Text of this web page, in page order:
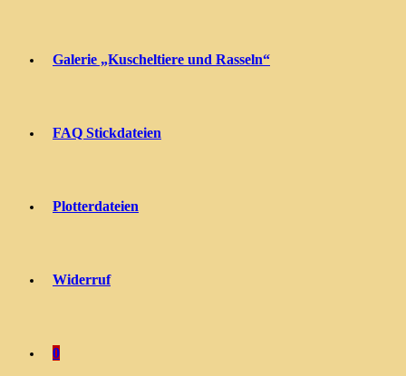
Galerie „Kuscheltiere und Rasseln“
FAQ Stickdateien
Plotterdateien
Widerruf
0